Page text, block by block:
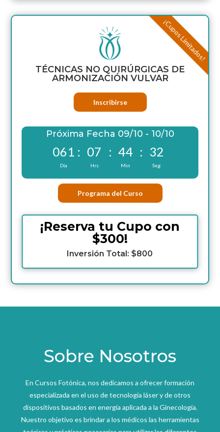
TÉCNICAS NO QUIRÚRGICAS DE
ARMONIZACIÓN VULVAR
Inscribirse
Próxima Fecha 09/10 - 10/10
061
Día
: 07
Hrs
: 44
Min
: 31
Seg
Programa del Curso
¡Reserva tu Cupo con
$300!
Inversión Total: $800
¡Cupos Limitados!
Sobre Nosotros
En Cursos Fotónica, nos dedicamos a ofrecer formación
especializada en el uso de tecnología láser y de otros
dispositivos basados en energía aplicada a la Ginecología.
Nuestro objetivo es brindar a los médicos las herramientas